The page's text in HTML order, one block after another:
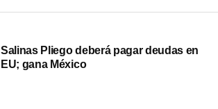
Salinas Pliego deberá pagar deudas en
EU; gana México